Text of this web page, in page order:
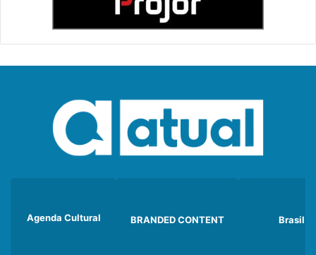
Agenda Cultural BRANDED CONTENT Brasil